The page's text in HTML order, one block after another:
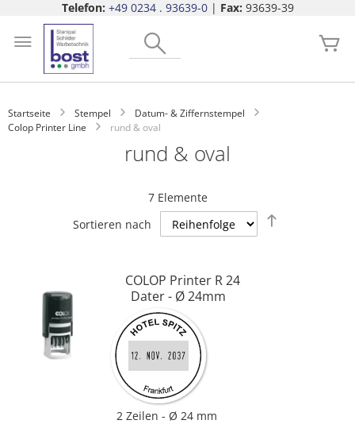
Telefon: +49 0234 . 93639-0| Fax: 93639-39
springen
Startseite Stempel
Datum- & Ziffernstempel
Colop Printer Line
rund & oval
rund & oval
7Elemente
Sortieren nach
COLOP Printer R 24
Dater - Ø 24mm
2 Zeilen Ø 24 mm